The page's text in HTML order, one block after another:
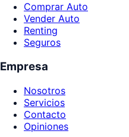
Comprar Auto
Vender Auto
Renting
Seguros
Empresa
Nosotros
Servicios
Contacto
Opiniones